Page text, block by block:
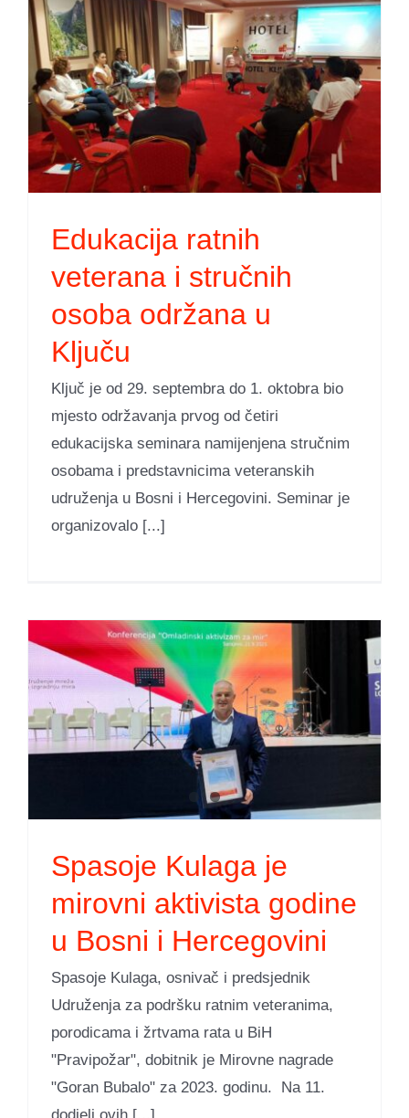
Edukacija ratnih
veterana i stručnih
osoba održana u
Ključu
Ključ je od 29. septembra do 1. oktobra bio
mjesto održavanja prvog od četiri
edukacijska seminara namijenjena stručnim
osobama i predstavnicima veteranskih
udruženja u Bosni i Hercegovini. Seminar je
organizovalo [...]
Spasoje Kulaga je
mirovni aktivista godine
u Bosni i Hercegovini
Spasoje Kulaga, osnivač i predsjednik
Udruženja za podršku ratnim veteranima,
porodicama i žrtvama rata u BiH
"Pravipožar", dobitnik je Mirovne nagrade
"Goran Bubalo" za 2023. godinu. Na 11.
dodjeli ovih [...]